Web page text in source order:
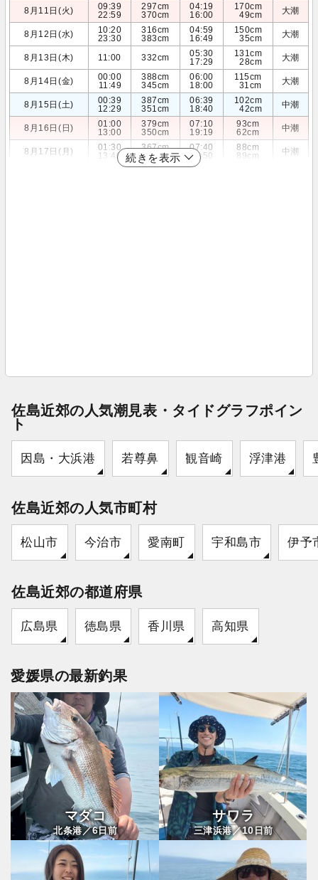
8月11日(火)
09:39
22:59
297cm
370cm
04:19
16:00
170cm
49cm
大潮
8月12日(水)
10:20
23:30
316cm
383cm
04:59
16:49
150cm
35cm
大潮
8月13日(木) 11:00 332cm
05:30
17:29
131cm
28cm
大潮
8月14日(金)
00:00
11:49
388cm
345cm
06:00
18:00
115cm
31cm
大潮
8月15日(土)
00:39
12:29
387cm
351cm
06:39
18:40
102cm
42cm
中潮
8月16日(日)
01:00
13:00
379cm
350cm
07:10
19:19
93cm
62cm
中潮
8月17日(月)
01:30
13:40
367cm
341cm
07:40
19:50
88cm
89cm
中潮
続きを表示
佐島近郊の人気潮見表・タイドグラフポイン
ト
因島・大浜港 若尊鼻 観音崎 浮津港
佐島近郊の人気市町村
松山市 今治市 愛南町 宇和島市 伊予
佐島近郊の都道府県
広島県 徳島県 香川県 高知県
愛媛県の最新釣果
マダコ
北条港／6日前
サワラ
三津浜港／10日前